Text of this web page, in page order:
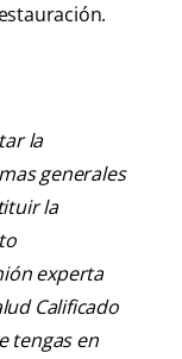
la
generales
la
experta
Calificado
tengas en